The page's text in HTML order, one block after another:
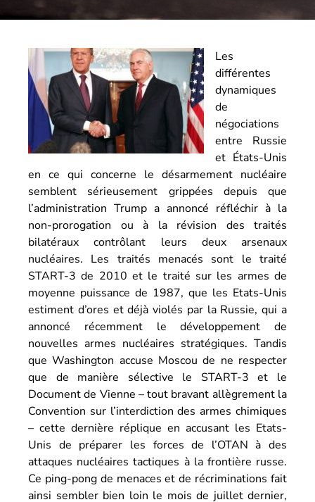
Les
différentes
dynamiques
de
négociations
entre Russie
et États-Unis
en ce qui concerne le désarmement nucléaire
semblent sérieusement grippées depuis que
l’administration Trump a annoncé réfléchir à la
non-prorogation ou à la révision des traités
bilatéraux contrôlant leurs deux arsenaux
nucléaires. Les traités menacés sont le traité
START-3 de 2010 et le traité sur les armes de
moyenne puissance de 1987, que les Etats-Unis
estiment d’ores et déjà violés par la Russie, qui a
annoncé récemment le développement de
nouvelles armes nucléaires stratégiques. Tandis
que Washington accuse Moscou de ne respecter
que de manière sélective le START-3 et le
Document de Vienne – tout bravant allègrement la
Convention sur l’interdiction des armes chimiques
– cette dernière réplique en accusant les Etats-
Unis de préparer les forces de l’OTAN à des
attaques nucléaires tactiques à la frontière russe.
Ce ping-pong de menaces et de récriminations fait
ainsi sembler bien loin le mois de juillet dernier,